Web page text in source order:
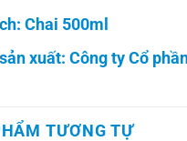
Chai 500ml
xuất: Công ty Cổ
TƯƠNG TỰ